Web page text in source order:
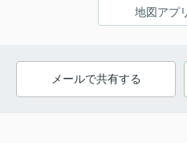
地図アプ
メールで共有する